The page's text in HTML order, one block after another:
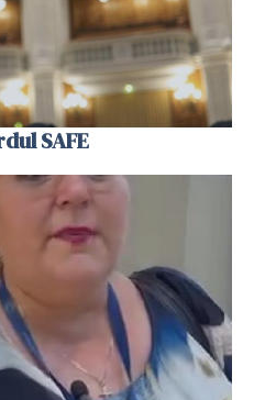
SAFE